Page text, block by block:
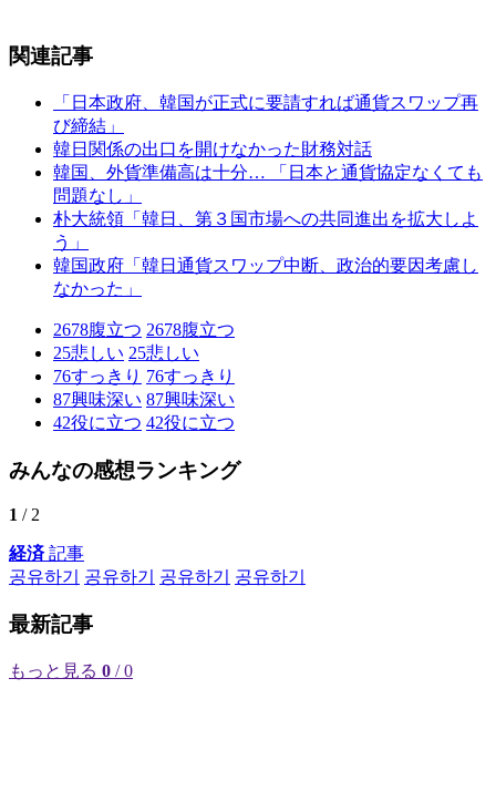
関連記事
「日本政府、韓国が正式に要請すれば通貨スワップ再
び締結」
韓日関係の出口を開けなかった財務対話
韓国、外貨準備高は十分… 「日本と通貨協定なくても
問題なし」
朴大統領「韓日、第３国市場への共同進出を拡大しよ
う」
韓国政府「韓日通貨スワップ中断、政治的要因考慮し
なかった」
2678腹立つ 2678腹立つ
25悲しい 25悲しい
76すっきり 76すっきり
87興味深い 87興味深い
42役に立つ 42役に立つ
みんなの感想ランキング
1 / 2
経済記事
공유하기
공유하기 공유하기 공유하기
最新記事
もっと見る 0 / 0